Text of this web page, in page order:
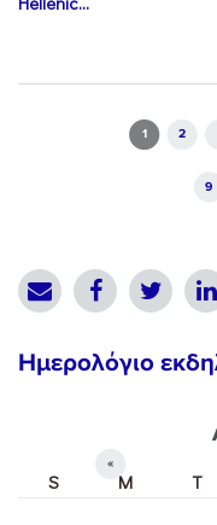
1 2
9
Ημερολόγιο
«
S M T